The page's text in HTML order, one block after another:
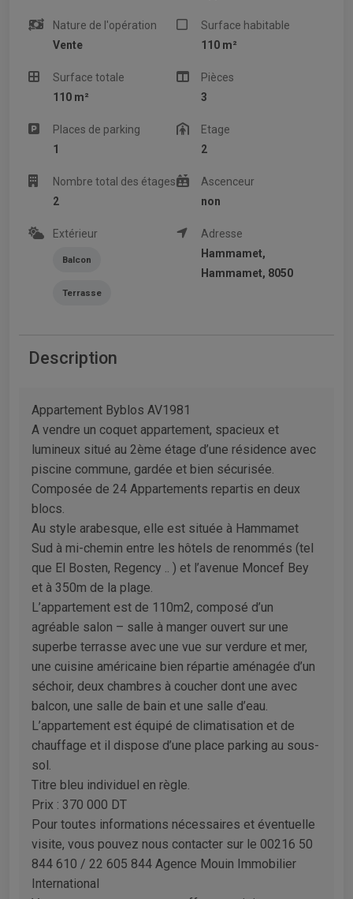
Nature de l'opération
Vente
Surface habitable
110 m²
Surface totale
110 m²
Pièces
3
Places de parking
1
Etage
2
Nombre total des étages
2
Ascenceur
non
Extérieur
Balcon
Terrasse
Adresse
Hammamet,
Hammamet, 8050
Description
Appartement Byblos AV1981
A vendre un coquet appartement, spacieux et
lumineux situé au 2ème étage d’une résidence avec
piscine commune, gardée et bien sécurisée.
Composée de 24 Appartements repartis en deux
blocs.
Au style arabesque, elle est située à Hammamet
Sud à mi-chemin entre les hôtels de renommés (tel
que El Bosten, Regency .. ) et l’avenue Moncef Bey
et à 350m de la plage.
L’appartement est de 110m2, composé d’un
agréable salon – salle à manger ouvert sur une
superbe terrasse avec une vue sur verdure et mer,
une cuisine américaine bien répartie aménagée d’un
séchoir, deux chambres à coucher dont une avec
balcon, une salle de bain et une salle d’eau.
L’appartement est équipé de climatisation et de
chauffage et il dispose d’une place parking au sous-
sol.
Titre bleu individuel en règle.
Prix : 370 000 DT
Pour toutes informations nécessaires et éventuelle
visite, vous pouvez nous contacter sur le 00216 50
844 610 / 22 605 844 Agence Mouin Immobilier
International